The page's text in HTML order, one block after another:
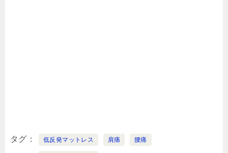
タグ 低反発マットレス 肩痛 腰痛